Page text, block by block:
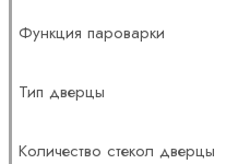
Функция пароварки
Тип дверцы
Количество стекол дверцы